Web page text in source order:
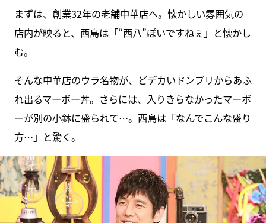
まずは、創業32年の老舗中華店へ。懐かしい雰囲気の
店内が映ると、西島は「“西八”ぽいですねぇ」と懐かし
む。
そんな中華店のウラ名物が、どデカいドンブリからあふ
れ出るマーボー丼。さらには、入りきらなかったマーボ
ーが別の小鉢に盛られて…。西島は「なんでこんな盛り
方…」と驚く。